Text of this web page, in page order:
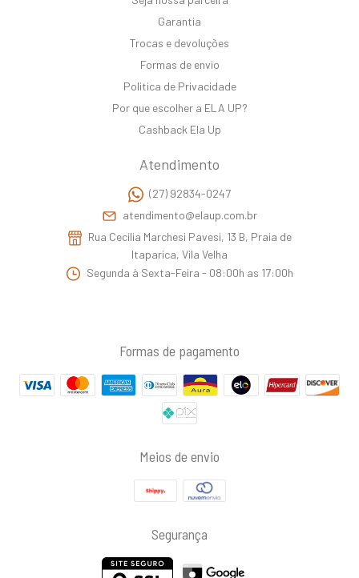
Garantia
Trocas e devoluções
Formas de envio
Politica de Privacidade
Por que escolher a ELA UP?
Cashback Ela Up
Atendimento
(27) 92834-0247
atendimento@elaup.com.br
Rua Cecilia Marchesi Pavesi, 13 B, Praia de
Itaparica, Vila Velha
Segunda à Sexta-Feira - 08:00h as 17:00h
Formas de pagamento
Meios de envio
Segurança